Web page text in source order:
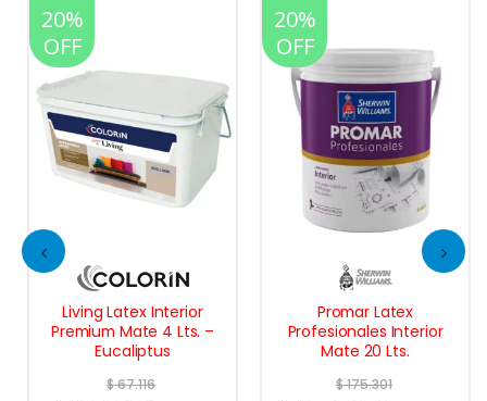
20%
OFF
Living Latex Interior
Premium Mate 4 Lts. –
Eucaliptus
$67.116
20%
OFF
Promar Latex
Profesionales Interior
Mate 20 Lts.
$175.301